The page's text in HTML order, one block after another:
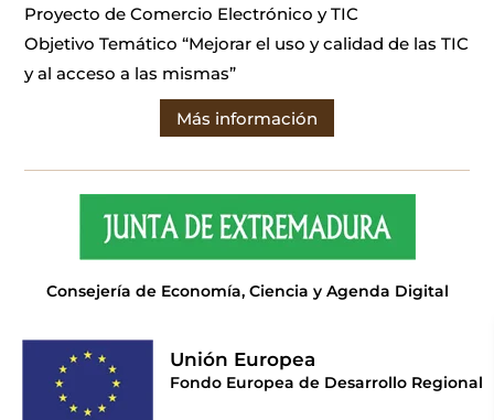
Proyecto de Comercio Electrónico y TIC
Objetivo Temático “Mejorar el uso y calidad de las TIC
y al acceso a las mismas”
Más información
Consejería de Economía, Ciencia y Agenda Digital
Unión Europea
Fondo Europea de Desarrollo Regional